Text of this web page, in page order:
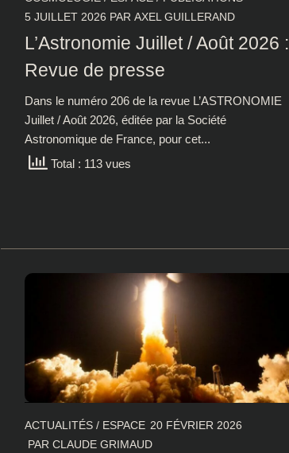
5 JUILLET 2026 PAR AXEL GUILLERAND
L’Astronomie Juillet / Août 2026 :
Revue de presse
Dans le numéro 206 de la revue L’ASTRONOMIE
Juillet / Août 2026, éditée par la Société
Astronomique de France, pour cet...
Total : 113 vues
ACTUALITÉS / ESPACE 20 FÉVRIER 2026
PAR CLAUDE GRIMAUD